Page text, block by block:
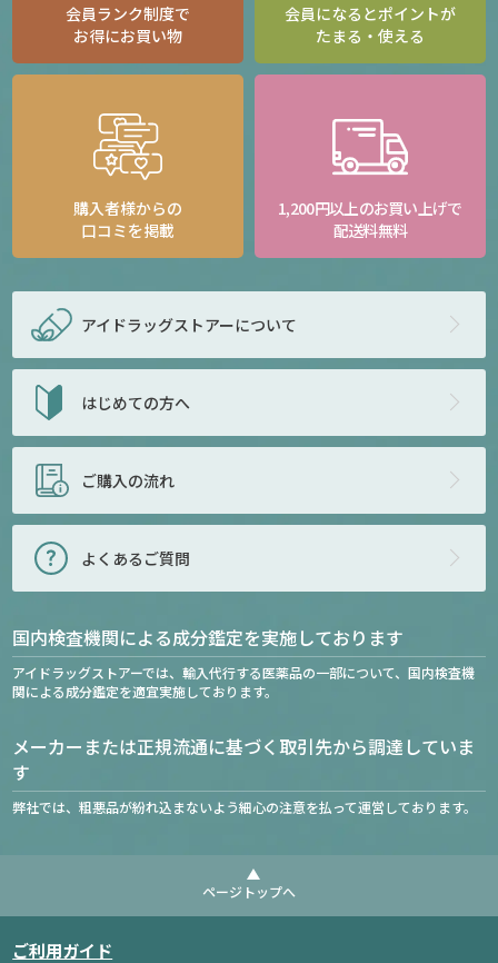
会員ランク制度で
お得にお買い物
会員になるとポイントが
たまる・使える
購入者様からの
口コミを掲載
1,200円以上のお買い上げで
配送料無料
アイドラッグストアーについて
はじめての方へ
ご購入の流れ
よくあるご質問
国内検査機関による成分鑑定を実施しております
アイドラッグストアーでは、輸入代行する医薬品の一部について、国内検査機
関による成分鑑定を適宜実施しております。
メーカーまたは正規流通に基づく取引先から調達していま
す
弊社では、粗悪品が紛れ込まないよう細心の注意を払って運営しております。
ページトップへ
ご利用ガイド